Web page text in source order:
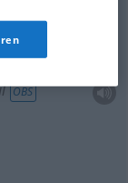
OBS